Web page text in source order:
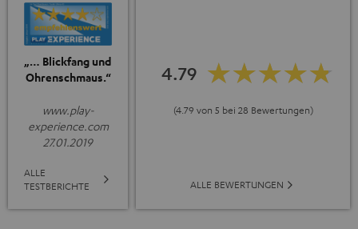
„… Blickfang und
Ohrenschmaus.“
www.play-
experience.com
27.01.2019
ALLE
TESTBERICHTE
4.79
(4.79 von 5 bei 28 Bewertungen)
ALLE BEWERTUNGEN